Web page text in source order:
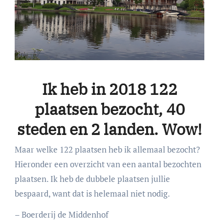
Ik heb in 2018 122
plaatsen bezocht, 40
steden en 2 landen. Wow!
Maar welke 122 plaatsen heb ik allemaal bezocht?
Hieronder een overzicht van een aantal bezochten
plaatsen. Ik heb de dubbele plaatsen jullie
bespaard, want dat is helemaal niet nodig.
– Boerderij de Middenhof